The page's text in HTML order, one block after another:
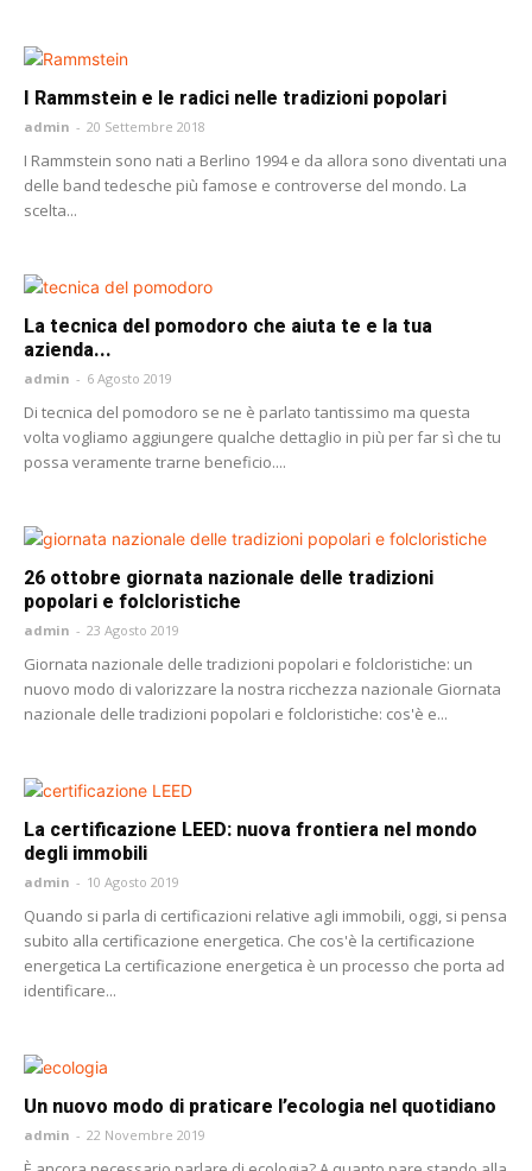
I Rammstein e le radici nelle tradizioni popolari
admin - 20 Settembre 2018
I Rammstein sono nati a Berlino 1994 e da allora sono diventati una
delle band tedesche più famose e controverse del mondo. La
scelta...
La tecnica del pomodoro che aiuta te e la tua
azienda...
admin - 6 Agosto 2019
Di tecnica del pomodoro se ne è parlato tantissimo ma questa
volta vogliamo aggiungere qualche dettaglio in più per far sì che tu
possa veramente trarne beneficio....
26 ottobre giornata nazionale delle tradizioni
popolari e folcloristiche
admin - 23 Agosto 2019
Giornata nazionale delle tradizioni popolari e folcloristiche: un
nuovo modo di valorizzare la nostra ricchezza nazionale Giornata
nazionale delle tradizioni popolari e folcloristiche: cos'è e...
La certificazione LEED: nuova frontiera nel mondo
degli immobili
admin - 10 Agosto 2019
Quando si parla di certificazioni relative agli immobili, oggi, si pensa
subito alla certificazione energetica. Che cos'è la certificazione
energetica La certificazione energetica è un processo che porta ad
identificare...
Un nuovo modo di praticare l’ecologia nel quotidiano
admin - 22 Novembre 2019